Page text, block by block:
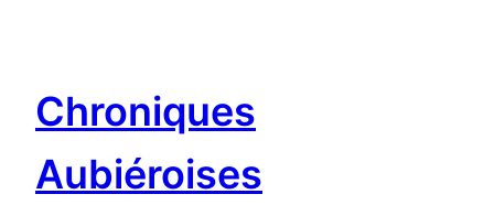
Chroniques
Aubiéroises